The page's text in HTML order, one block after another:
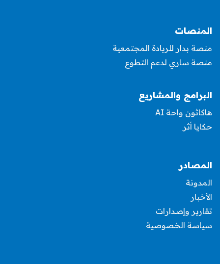
المنصات
منصة بدار للريادة المجتمعية
منصة ساري لدعم التطوع
البرامج والمشاريع
هاكاثون واحة AI
حكايا أثر
المصادر
المدونة
الأخبار
تقارير وإصدارات
سياسة الخصوصية